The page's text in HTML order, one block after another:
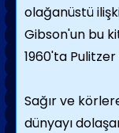
olağanüstü
Gibson'un bu
1960'ta Pulitzer
Sağır ve
dünyayı